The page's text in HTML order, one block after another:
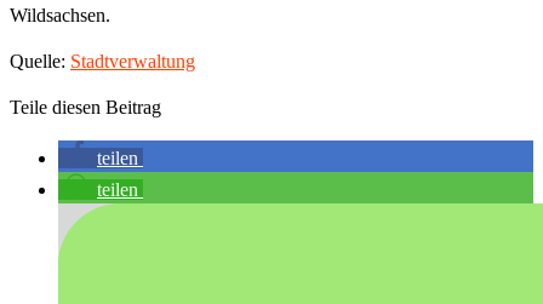
Wildsachsen.
Quelle: Stadtverwaltung
Teile diesen Beitrag
teilen
teilen